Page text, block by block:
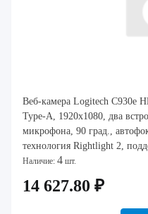
Веб-камера Logitech C930e
Type-A, 1920x1080, два
микрофона, 90 град.,
технология Rightlight 2,
зум, Business) [ 960-000972 ]
Наличие: 4 шт.
14 627.80 ₽